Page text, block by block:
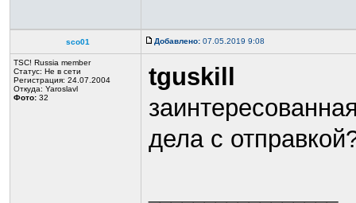
sco01 Добавлено: 07.05.2019 9:08
TSC! Russia member
Статус: Не в сети
Регистрация: 24.07.2004
Откуда: Yaroslavl
Фото: 32
tguskill
дела с